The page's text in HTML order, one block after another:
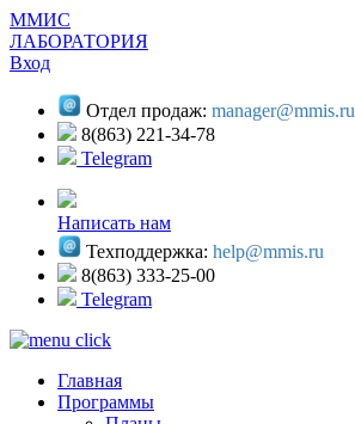
ММИС
ЛАБОРАТОРИЯ
Вход
Отдел продаж: manager@mmis.ru
8(863) 221-34-78
Telegram
Написать нам
Техподдержка: help@mmis.ru
8(863) 333-25-00
Telegram
Главная
Программы